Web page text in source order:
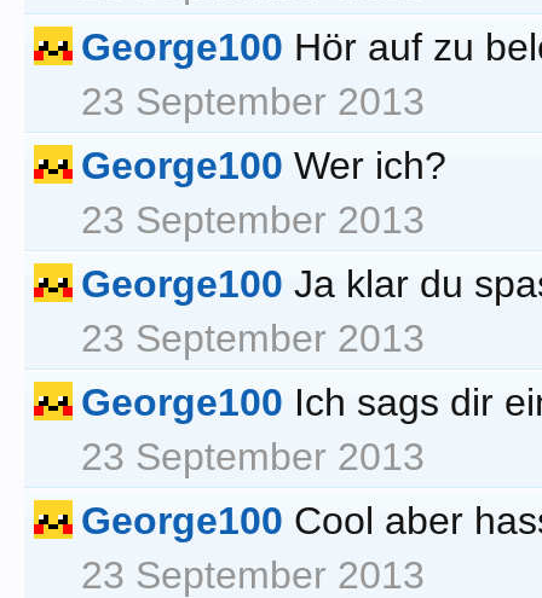
George100 Hör auf zu
23 September 2013
George100 Wer ich?
23 September 2013
George100 Ja klar du
23 September 2013
George100 Ich sags dir
23 September 2013
George100 Cool aber
23 September 2013